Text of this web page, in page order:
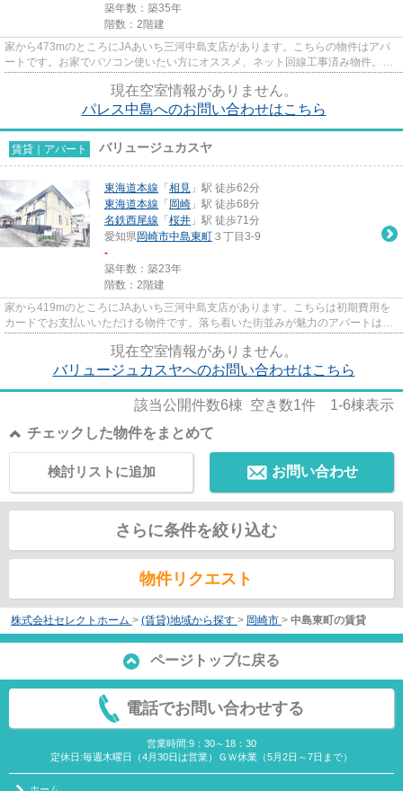
築年数：築35年
階数：2階建
家から473mのところにJAあいち三河中島支店があります。こちらの物件はアパ
ートです。お家でパソコン使いたい方にオススメ、ネット回線工事済み物件。当
現在空室情報がありません。
パレス中島へのお問い合わせはこちら
賃貸｜アパート バリュージュカスヤ
東海道本線 「 相見 」駅 徒歩62分
東海道本線 「 岡崎 」駅 徒歩68分
名鉄西尾線 「 桜井 」駅 徒歩71分
愛知県岡崎市中島東町 ３丁目3-9
-
築年数：築23年
階数：2階建
家から419mのところにJAあいち三河中島支店があります。こちらは初期費用を
カードでお支払いいただける物件です。落ち着いた街並みが魅力のアパートはこ
現在空室情報がありません。
バリュージュカスヤへのお問い合わせはこちら
該当公開件数6棟 空き数1件 1-6棟表示
チェックした物件をまとめて
お問い合わせ
検討リストに追加
さらに条件を絞り込む
物件リクエスト
株式会社セレクトホーム > (賃貸)地域から探す > 岡崎市 > 中島東町の賃貸
ページトップに戻る
電話でお問い合わせする
営業時間:9：30～18：30
定休日:毎週木曜日（4月30日は営業）ＧＷ休業（5月2日～7日まで）